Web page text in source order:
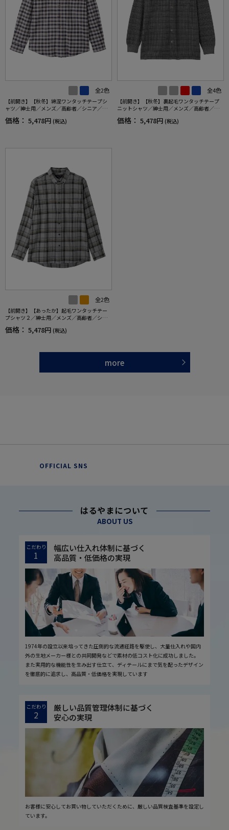
全2色
【前開き】【秋冬】綿混ワンタッチテープシ
ャツ／紳士用／メンズ／高齢者／シニア／名
前記入欄付／介護／入居／ギフト／プレゼン
ト 【CF】
価格： 5,478円 (税込)
全4色
【前開き】【秋冬】裏起毛ワンタッチテープ
ニットシャツ／紳士用／メンズ／高齢者／シ
ニア／名前記入欄付／胸ポケット付／洗濯機O
K／自宅で洗える／ギフト／プレゼント 【C
価格： 5,478円 (税込)
全2色
【前開き】【あったか】起毛ワンタッチテー
プシャツ２／紳士用／メンズ／高齢者／シニ
ア／秋冬／名前記入欄付／施設／入居／後ろ
長め／ギフト／プレゼント 【CF】
価格： 5,478円 (税込)
more
OFFICIAL SNS
はるやまについて
ABOUT US
こだわり
1
幅広い仕入れ体制に基づく
高品質・低価格の実現
1974年の設立以来培ってきた圧倒的な流通経路を駆使し、大量仕入れや国内
外の生地メーカー様との共同開発などで素材の低コスト化に成功しました。
また実用的な機能性を生み出す仕立て、ディテールにまで気を配ったデザイン
を徹底的に追求し、高品質・低価格を実現しています
こだわり
2
厳しい品質管理体制に基づく
安心の実現
お客様に安心してお買い物していただくために、厳しい品質検査基準を設定し
ています。